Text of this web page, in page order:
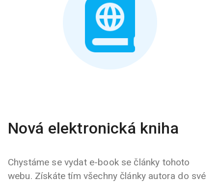
Nová elektronická kniha
Chystáme se vydat e-book se články tohoto
webu. Získáte tím všechny články autora do své